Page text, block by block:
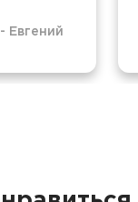
- Евгений